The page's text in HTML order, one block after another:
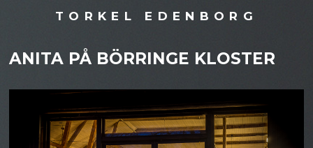
TORKEL EDENBORG
ANITA PÅ BÖRRINGE KLOSTER